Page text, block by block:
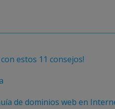
estos 11 consejos!
de dominios web en